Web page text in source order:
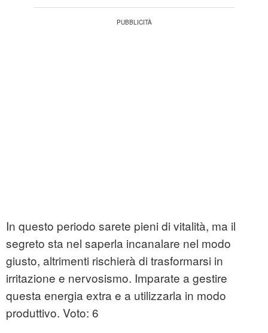
In questo periodo sarete pieni di vitalità, ma il
segreto sta nel saperla incanalare nel modo
giusto, altrimenti rischierà di trasformarsi in
irritazione e nervosismo. Imparate a gestire
questa energia extra e a utilizzarla in modo
produttivo. Voto: 6